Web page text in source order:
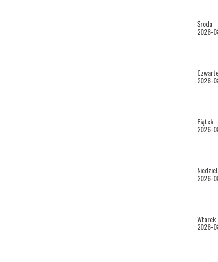
*
dla
Środa
2026-
2026-
Piątek
2026-
2026-
Wtorek
2026-